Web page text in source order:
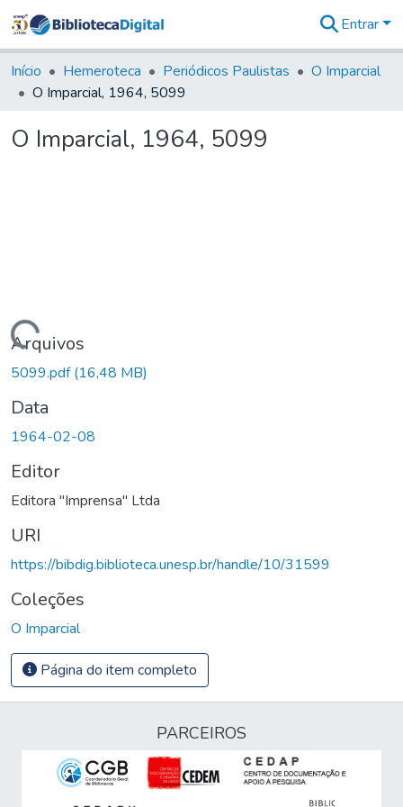
&
Coleções
Tudo na
Digital
Entrar
Início Hemeroteca Periódicos Paulistas
O Imparcial
O Imparcial, 1964, 5099
O Imparcial, 1964, 5099
Carregando...
Arquivos
5099.pdf(16,48 MB)
Data
1964-02-08
Editor
Editora "Imprensa" Ltda
URI
https://bibdig.biblioteca.unesp.br/handle/10/31599
Coleções
O Imparcial
Página do item completo
PARCEIROS